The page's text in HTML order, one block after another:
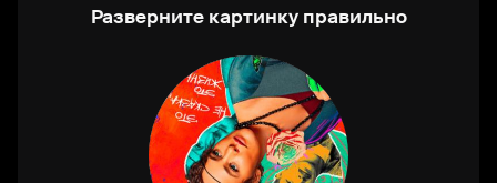
Разверните картинку правильно